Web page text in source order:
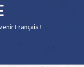
Français !